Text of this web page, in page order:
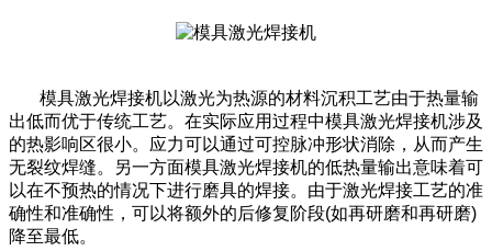
模具激光焊接机以激光为热源的材料沉积工艺由于热量输
出低而优于传统工艺。在实际应用过程中模具激光焊接机涉及
的热影响区很小。应力可以通过可控脉冲形状消除，从而产生
无裂纹焊缝。另一方面模具激光焊接机的低热量输出意味着可
以在不预热的情况下进行磨具的焊接。由于激光焊接工艺的准
确性和准确性，可以将额外的后修复阶段(如再研磨和再研磨)
降至最低。